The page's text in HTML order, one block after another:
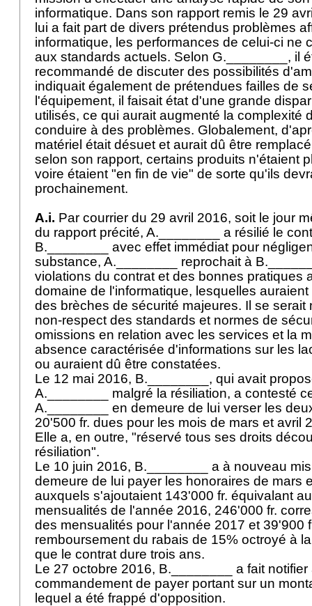
informatique. Dans son rapport remis le 29
lui a fait part de divers prétendus problèmes
informatique, les performances de celui-ci ne
aux standards actuels. Selon G.________, il
recommandé de discuter des possibilités
indiquait également de prétendues failles de
l'équipement, il faisait état d'une grande
utilisés, ce qui aurait augmenté la complexité
conduire à des problèmes. Globalement,
matériel était désuet et aurait dû être
selon son rapport, certains produits n'étaient
voire étaient "en fin de vie" de sorte qu'ils
prochainement.
A.i. Par courrier du 29 avril 2016, soit le jour
du rapport précité, A.________ a résilié le
B.________ avec effet immédiat pour
substance, A.________ reprochait à
violations du contrat et des bonnes pratiques
domaine de l'informatique, lesquelles
des brèches de sécurité majeures. Il se serait
non-respect des standards et normes de
omissions en relation avec les services et la
absence caractérisée d'informations sur les
ou auraient dû être constatées.
Le 12 mai 2016, B.________, qui avait
A.________ malgré la résiliation, a contesté
A.________ en demeure de lui verser les
20'500 fr. dues pour les mois de mars et avril
Elle a, en outre, "réservé tous ses droits
résiliation".
Le 10 juin 2016, B.________ a à nouveau
demeure de lui payer les honoraires de mars
auxquels s'ajoutaient 143'000 fr. équivalant
mensualités de l'année 2016, 246'000 fr.
des mensualités pour l'année 2017 et 39'900
remboursement du rabais de 15% octroyé à
que le contrat dure trois ans.
Le 27 octobre 2016, B.________ a fait
commandement de payer portant sur un
lequel a été frappé d'opposition.